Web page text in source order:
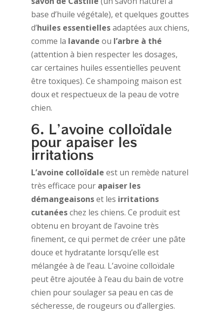
base d’huile végétale), et quelques gouttes
d’huiles essentiellesadaptées aux chiens,
comme la lavande ou l’arbre à thé
(attention à bien respecter les dosages,
car certaines huiles essentielles peuvent
être toxiques). Ce shampoing maison est
doux et respectueux de la peau de votre
chien.
6. L’avoine colloïdale
pour apaiser les
irritations
L’avoine colloïdale est un remède naturel
très efficace pour apaiser les
démangeaisonset les irritations
cutanéeschez les chiens. Ce produit est
obtenu en broyant de l’avoine très
finement, ce qui permet de créer une pâte
douce et hydratante lorsqu’elle est
mélangée à de l’eau. L’avoine colloïdale
peut être ajoutée à l’eau du bain de votre
chien pour soulager sa peau en cas de
sécheresse, de rougeurs ou d’allergies.